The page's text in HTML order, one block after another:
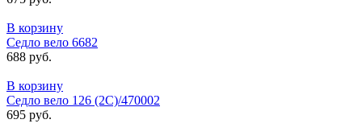
В корзину
Седло вело 6682
688 руб.
В корзину
Седло вело 126 (2С)/470002
695 руб.